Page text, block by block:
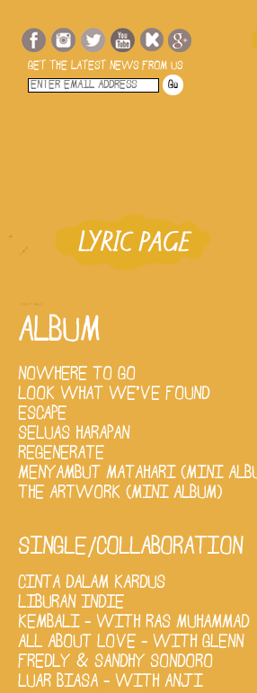
GET THE LATEST NEWS FROM US
ALBUM
NOWHERE TO GO
LOOK WHAT WE'VE FOUND
ESCAPE
SELUAS HARAPAN
REGENERATE
MENYAMBUT MATAHARI (MINI
THE ARTWORK (MINI ALBUM)
SINGLE/COLLABORATION
CINTA DALAM KARDUS
LIBURAN INDIE
KEMBALI - WITH RAS MUHAMMAD
ALL ABOUT LOVE - WITH GLENN
FREDLY & SANDHY SONDORO
LUAR BIASA - WITH ANJI